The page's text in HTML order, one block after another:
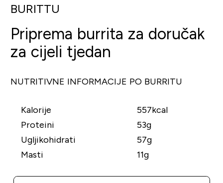
BURITTU
Priprema burrita za doručak
za cijeli tjedan
NUTRITIVNE INFORMACIJE PO BURRITU
Kalorije
557kcal
Proteini
53g
Ugljikohidrati
57g
Masti
11g